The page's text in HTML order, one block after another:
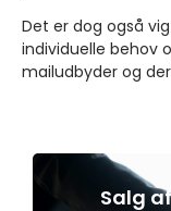
Det er dog også
individuelle
mailudbyder og
Salg